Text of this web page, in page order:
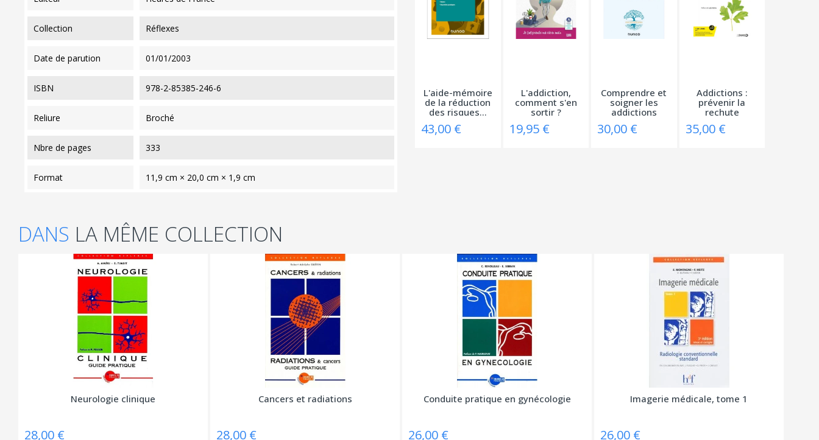
collection Réflexes
date de parution 01/01/2003
ISBN 978-2-85385-246-6
reliure Broché
nbre de pages 333
format 11,9 cm × 20,0 cm × 1,9 cm
L'aide-mémoire
de la réduction
des risques...
43,00 €
L'addiction,
comment s'en
sortir ?
19,95 €
Comprendre et
soigner les
addictions
30,00 €
Addictions :
prévenir la
rechute
35,00 €
DANS LA MÊME COLLECTION
Neurologie clinique
28,00 €
Cancers et radiations
28,00 €
Conduite pratique en gynécologie
26,00 €
Imagerie médicale, tome 1
26,00 €